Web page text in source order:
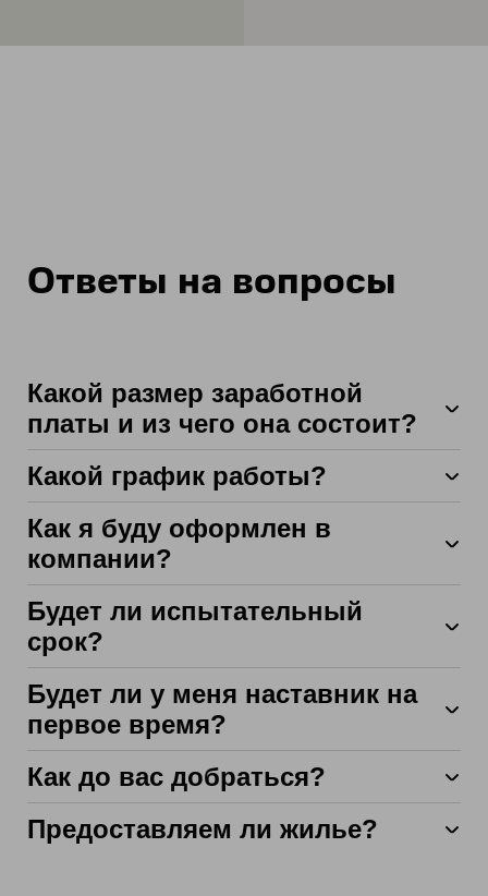
Ответы на вопросы
Какой размер заработной
платы и из чего она состоит?
Какой график работы?
5 х 2
2 х 2
2 х 2 (в том числе ночные смены)
3 х 3 (в том числе ночные смены)
Как я буду оформлен в
компании?
Будет ли испытательный
срок?
Будет ли у меня наставник на
первое время?
Как до вас добраться?
Предоставляем ли жилье?